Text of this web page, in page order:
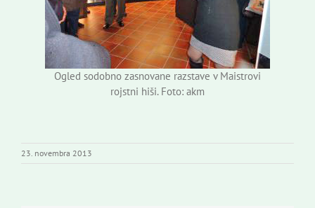
Ogled sodobno zasnovane razstave v Maistrovi
rojstni hiši. Foto: akm
23. novembra 2013